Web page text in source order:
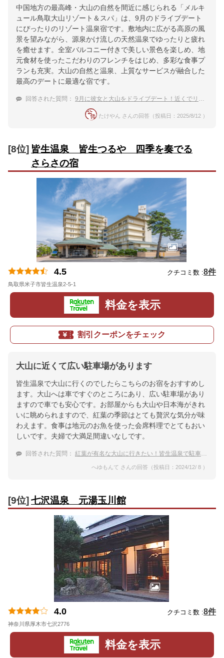
中国地方の最高峰・大山の自然を間近に感じられる「メルキ
ュール鳥取大山リゾート＆スパ」は、9月のドライブデート
にぴったりのリゾート温泉宿です。敷地内に広がる高原の風
景を望みながら、源泉かけ流しの天然温泉でゆったりと疲れ
を癒せます。全室バルコニー付きで美しい景色を楽しめ、地
元食材を使ったこだわりのフレンチをはじめ、多彩な食事プ
ランも充実。大山の自然と温泉、上質なサービスが融合した
最高のデートに最適な宿です。
回答された質問： 9月に彼女と大山をドライブデート！近くでリゾート感を楽しめる温泉宿
たけやん さんの回答（投稿日：2025/8/12 ）
[8位] 皆生温泉 皆生つるや 四季を奏でる
さらさの宿
4.5 クチコミ数 :8件
鳥取県米子市皆生温泉2-5-1
料金を表示
割引クーポンをチェック
大山に近くて広い駐車場があります
皆生温泉で大山に行くのでしたらこちらのお宿をおすすめし
ます。大山へは車ですぐのところにあり、広い駐車場があり
ますので車でも安心です。お部屋からも大山や日本海がきれ
いに眺められますので、紅葉の季節はとても贅沢な気分が味
わえます。食事は地元のお魚を使った会席料理でとてもおい
しいです。夫婦で大満足間違いなしです。
回答された質問： 紅葉が有名な大山に行きたい！皆生温泉で駐車場のある宿を教えて下さい
へゆもんて さんの回答（投稿日：2024/12/ 8 ）
[9位] 七沢温泉 元湯玉川館
4.0 クチコミ数 :8件
神奈川県厚木市七沢2776
料金を表示